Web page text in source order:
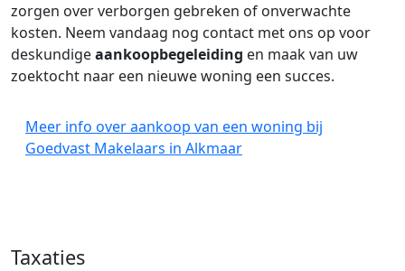
zorgen over verborgen gebreken of onverwachte
kosten. Neem vandaag nog contact met ons op voor
deskundigeaankoopbegeleiding en maak van uw
zoektocht naar een nieuwe woning een succes.
Meer info over aankoop van een woning bij
Goedvast Makelaars in Alkmaar
Taxaties